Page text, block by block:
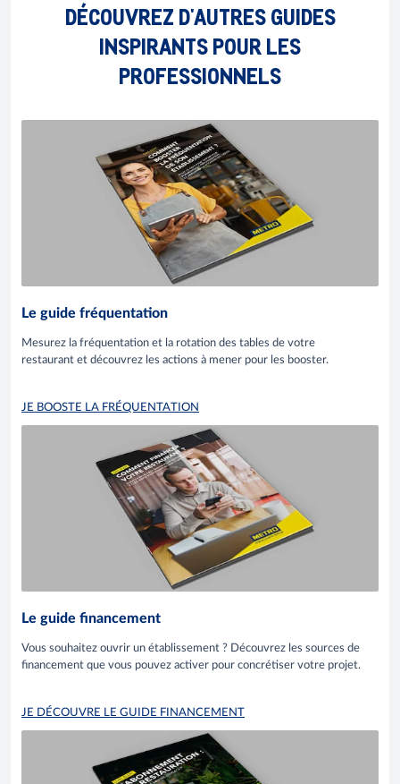
DÉCOUVREZ D'AUTRES GUIDES
INSPIRANTS POUR LES
PROFESSIONNELS
Le guide fréquentation
Mesurez la fréquentation et la rotation des tables de votre
restaurant et découvrez les actions à mener pour les booster.
JE BOOSTE LA FRÉQUENTATION
Le guide financement
Vous souhaitez ouvrir un établissement ? Découvrez les sources de
financement que vous pouvez activer pour concrétiser votre projet.
JE DÉCOUVRE LE GUIDE FINANCEMENT